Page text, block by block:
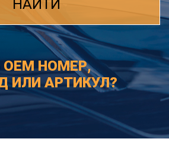
НАЙТИ
OEM НОМЕР,
ИЛИ АРТИКУЛ?